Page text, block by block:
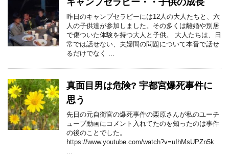
キャンプセラピー・・子供の成長
昨日のキャンプセラピーには12人の大人たちと、六
人の子供達が参加しました。その多くは離婚や別居
で傷ついた体験を持つ大人と子供。 大人たちは、日
常では話せない、夫婦間の問題について本音で話せ
るだけでなく ...
真面目男は危険? 宇都宮爆死事件に
思う
先日の元自衛官の爆死事件の栗原さんが私のユーチ
ューブ動画にコメント入れてたのを知ったのは事件
の後のことでした。
https://www.youtube.com/watch?v=uIhMsUPZn5k
...